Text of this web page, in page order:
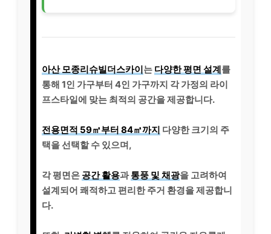
아산 모종리슈빌더스카이는 다양한 평면 설계를
통해 1인 가구부터 4인 가구까지 각 가정의 라이
프스타일에 맞는 최적의 공간을 제공합니다.
전용면적 59㎡부터 84㎡까지 다양한 크기의 주
택을 선택할 수 있으며,
각 평면은 공간 활용과통풍 및 채광을 고려하여
설계되어 쾌적하고 편리한 주거 환경을 제공합니
다.